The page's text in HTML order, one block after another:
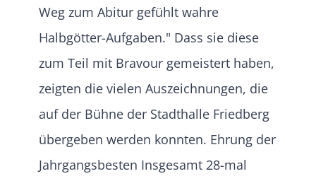
Weg zum Abitur gefühlt wahre
Halbgötter-Aufgaben." Dass sie diese
zum Teil mit Bravour gemeistert haben,
zeigten die vielen Auszeichnungen, die
auf der Bühne der Stadthalle Friedberg
übergeben werden konnten. Ehrung der
Jahrgangsbesten Insgesamt 28-mal